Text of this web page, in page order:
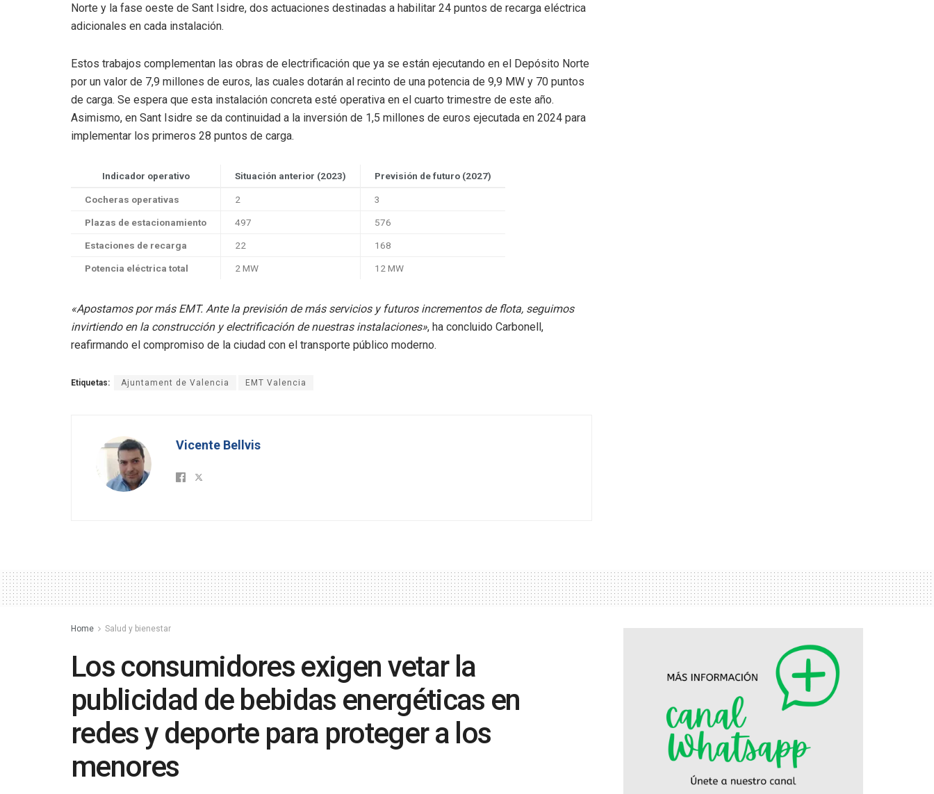
Norte y la fase oeste de Sant Isidre, dos actuaciones destinadas a habilitar 24 puntos de recarga eléctrica
adicionales en cada instalación.
Estos trabajos complementan las obras de electrificación que ya se están ejecutando en el Depósito Norte
por un valor de 7,9 millones de euros, las cuales dotarán al recinto de una potencia de 9,9 MW y 70 puntos
de carga. Se espera que esta instalación concreta esté operativa en el cuarto trimestre de este año.
Asimismo, en Sant Isidre se da continuidad a la inversión de 1,5 millones de euros ejecutada en 2024 para
implementar los primeros 28 puntos de carga.
Indicador operativo Situación anterior (2023) Previsión de futuro (2027)
Cocheras operativas 2 3
Plazas de estacionamiento 497 576
Estaciones de recarga 22 168
Potencia eléctrica total 2 MW 12 MW
«Apostamos por más EMT. Ante la previsión de más servicios y futuros incrementos de flota, seguimos
invirtiendo en la construcción y electrificación de nuestras instalaciones», ha concluido Carbonell,
reafirmando el compromiso de la ciudad con el transporte público moderno.
Etiquetas: Ajuntament de Valencia EMT Valencia
Vicente Bellvis
Home Salud y bienestar
Los consumidores exigen vetar la
publicidad de bebidas energéticas en
redes y deporte para proteger a los
menores